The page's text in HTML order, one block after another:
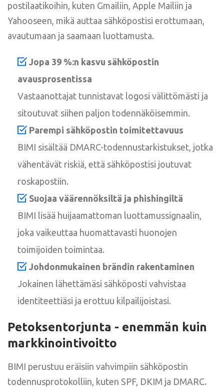
postilaatikoihin, kuten Gmailiin, Apple Mailiin ja
Yahooseen, mikä auttaa sähköpostisi erottumaan,
avautumaan ja saamaan luottamusta.
Jopa 39 %:n kasvu sähköpostin
avausprosentissa
Vastaanottajat tunnistavat logosi välittömästi ja
sitoutuvat siihen paljon todennäköisemmin.
Parempi sähköpostin toimitettavuus
BIMI sisältää DMARC-todennustarkistukset, jotka
vähentävät riskiä, että sähköpostisi joutuvat
roskapostiin.
Suojaa väärennöksiltä ja phishingiltä
BIMI lisää huijaamattoman luottamussignaalin,
joka vaikeuttaa huomattavasti huonojen
toimijoiden toimintaa.
Johdonmukainen brändin rakentaminen
Jokainen lähettämäsi sähköposti vahvistaa
identiteettiäsi ja erottuu kilpailijoistasi.
Petoksentorjunta - enemmän kuin
markkinointivoitto
BIMI perustuu eräisiin vahvimpiin sähköpostin
todennusprotokolliin, kuten SPF, DKIM ja DMARC.